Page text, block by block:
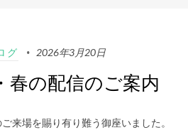
グ 2026年3月20日
春の配信のご案内
来場を賜り有り難う御座いました。